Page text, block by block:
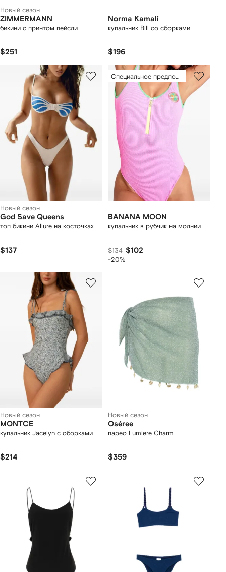
Новый сезон
ZIMMERMANN
бикини с принтом пейсли
$251
Norma Kamali
купальник Bill со сборками
$196
Новый сезон
God Save Queens
топ бикини Allure на косточках
$137
Специальное предложение
BANANA MOON
купальник в рубчик на молнии
$134 $102
-20%
Новый сезон
MONTCE
купальник Jacelyn с оборками
$214
Новый сезон
Oséree
парео Lumiere Charm
$359